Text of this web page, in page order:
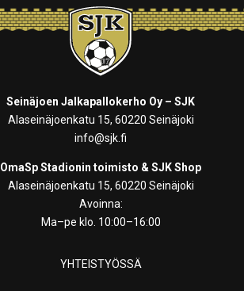
Seinäjoen Jalkapallokerho Oy – SJK
Alaseinäjoenkatu 15, 60220 Seinäjoki
info@sjk.fi
OmaSp Stadionin toimisto & SJK Shop
Alaseinäjoenkatu 15, 60220 Seinäjoki
Avoinna:
Ma–pe klo. 10:00–16:00
YHTEISTYÖSSÄ